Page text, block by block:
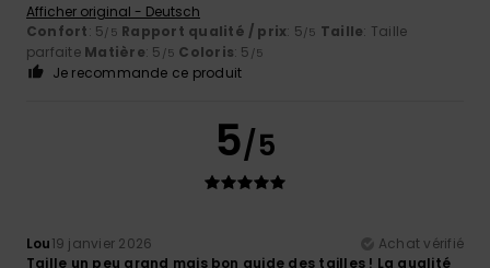
Afficher original - Deutsch
Confort: 5/5 Rapport qualité / prix: 5/5 Taille: Taille
parfaite Matière: 5 /5 Coloris: 5 /5
Je recommande ce produit
5/5
Lou19 janvier 2026
Achat vérifié
Taille un peu grand mais bon guide des tailles ! La qualité